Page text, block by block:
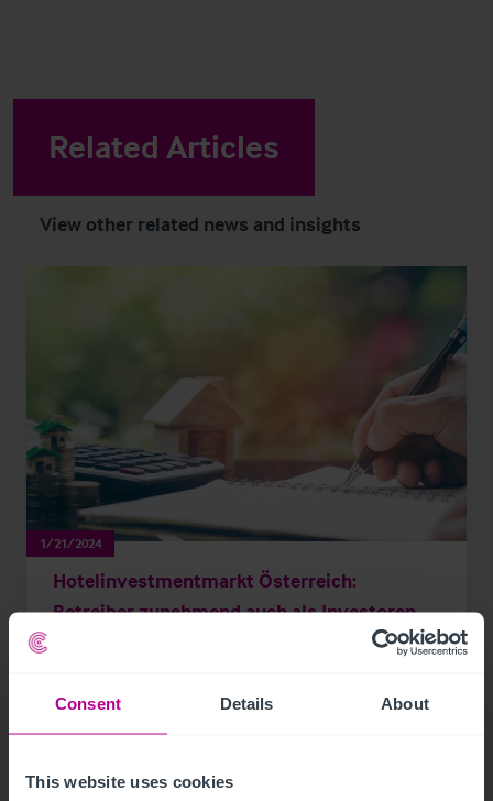
Consent Details About
This website uses cookies
Related Articles
View other related news and insights
1/21/2024
Hotelinvestmentmarkt Österreich:
Betreiber zunehmend auch als Investoren